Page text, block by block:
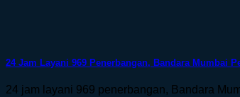
24 Jam Layani 969 Penerbangan, Bandara Mumbai
24 jam layani 969 penerbangan, Bandara